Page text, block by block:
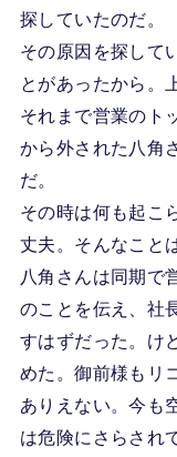
探していたのだ。
その原因を探して
とがあったから。
それまで営業のト
から外された八角
だ。
その時は何も起こ
丈夫。そんなこと
八角さんは同期で
のことを伝え、社
すはずだった。け
めた。御前様もリ
ありえない。今も
は危険にさらされ